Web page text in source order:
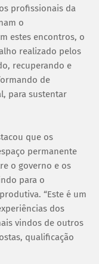
profissionais da
o
estes encontros, o
realizado pelos
recuperando e
de
para sustentar
que os
permanente
o governo e os
para o
“Este é um
dos
vindos de outros
qualificação